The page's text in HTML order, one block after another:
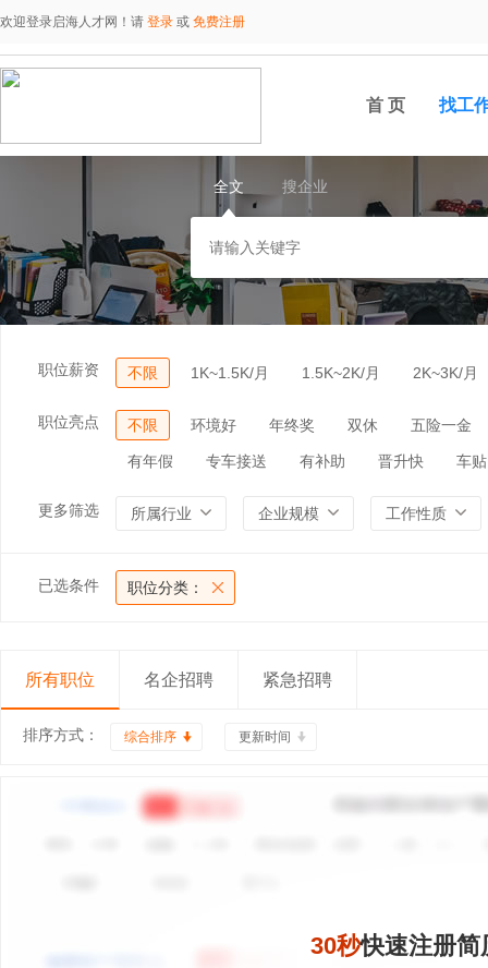
欢迎登录启海人才网！请 登录 或 免费注册
首 页 找工
全文 搜企业
职位薪资 不限 1K~1.5K/月 1.5K~2K/月 2K~3K/月
职位亮点 不限 环境好 年终奖 双休 五险一金
有年假 专车接送 有补助 晋升快 车贴
更多筛选 所属行业 企业规模 工作性质
已选条件 职位分类：
所有职位 名企招聘 紧急招聘
排序方式： 综合排序 更新时间
30秒快速注册简